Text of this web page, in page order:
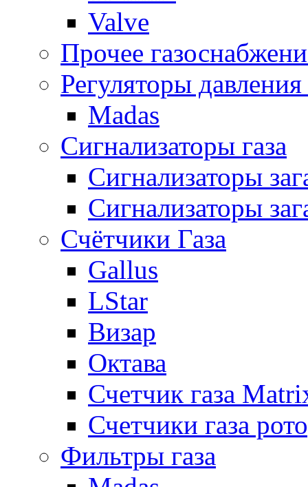
Valve
Прочее
Регуляторы давления
Madas
Сигнализаторы газа
Сигнализаторы
Сигнализаторы
Счётчики Газа
Gallus
LStar
Визар
Октава
Счетчик газа
Счетчики газа
Фильтры газа